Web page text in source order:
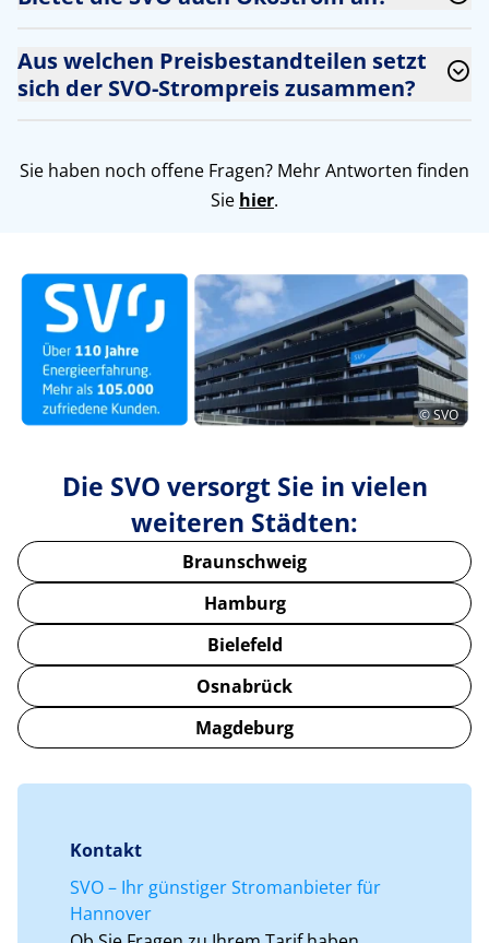
Aus welchen Preisbestandteilen setzt
sich der SVO-Strompreis zusammen?
Sie haben noch offene Fragen? Mehr Antworten finden
Sie hier.
© SVO
Die SVO versorgt Sie in vielen
weiteren Städten:
Braunschweig
Hamburg
Bielefeld
Osnabrück
Magdeburg
Kontakt
SVO – Ihr günstiger Stromanbieter für
Hannover